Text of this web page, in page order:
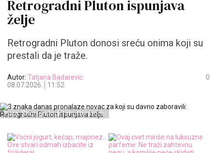
Retrogradni Pluton ispunjava
želje
Retrogradni Pluton donosi sreću onima koji su
prestali da je traže.
Autor: Tatjana Badarević
08.07.2026.
11:52
0
Foto: Shutterstock | shutterstock